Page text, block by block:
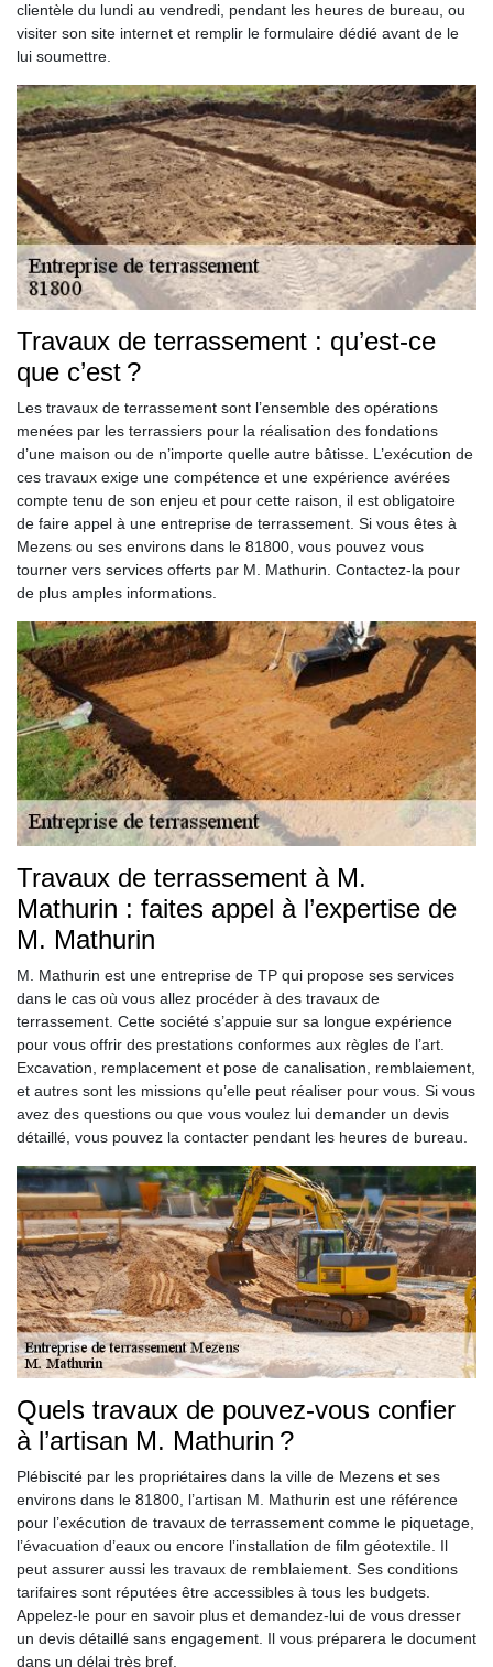
clientèle du lundi au vendredi, pendant les heures de bureau, ou
visiter son site internet et remplir le formulaire dédié avant de le
lui soumettre.
Travaux de terrassement : qu’est-ce
que c’est ?
Les travaux de terrassement sont l’ensemble des opérations
menées par les terrassiers pour la réalisation des fondations
d’une maison ou de n’importe quelle autre bâtisse. L’exécution de
ces travaux exige une compétence et une expérience avérées
compte tenu de son enjeu et pour cette raison, il est obligatoire
de faire appel à une entreprise de terrassement. Si vous êtes à
Mezens ou ses environs dans le 81800, vous pouvez vous
tourner vers services offerts par M. Mathurin. Contactez-la pour
de plus amples informations.
Travaux de terrassement à M.
Mathurin : faites appel à l’expertise de
M. Mathurin
M. Mathurin est une entreprise de TP qui propose ses services
dans le cas où vous allez procéder à des travaux de
terrassement. Cette société s’appuie sur sa longue expérience
pour vous offrir des prestations conformes aux règles de l’art.
Excavation, remplacement et pose de canalisation, remblaiement,
et autres sont les missions qu’elle peut réaliser pour vous. Si vous
avez des questions ou que vous voulez lui demander un devis
détaillé, vous pouvez la contacter pendant les heures de bureau.
Quels travaux de pouvez-vous confier
à l’artisan M. Mathurin ?
Plébiscité par les propriétaires dans la ville de Mezens et ses
environs dans le 81800, l’artisan M. Mathurin est une référence
pour l’exécution de travaux de terrassement comme le piquetage,
l’évacuation d’eaux ou encore l’installation de film géotextile. Il
peut assurer aussi les travaux de remblaiement. Ses conditions
tarifaires sont réputées être accessibles à tous les budgets.
Appelez-le pour en savoir plus et demandez-lui de vous dresser
un devis détaillé sans engagement. Il vous préparera le document
dans un délai très bref.